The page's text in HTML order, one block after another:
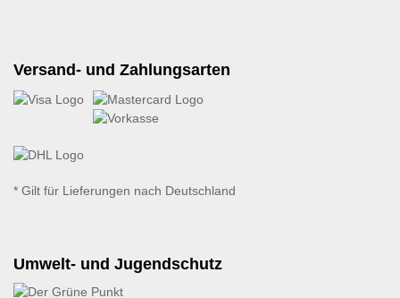
Versand- und Zahlungsarten
* Gilt für Lieferungen nach Deutschland
Umwelt- und Jugendschutz